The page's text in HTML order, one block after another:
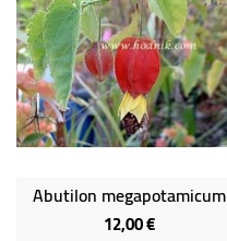
PLANTES
PARFUMÉES
Abutilon megapotamicum
12,00 €Prix